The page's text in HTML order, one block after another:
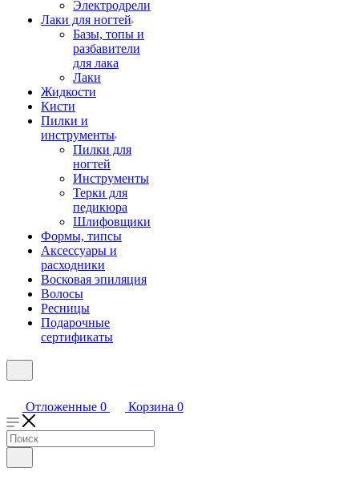
Электродрели
Лаки для ногтей
Базы, топы и
разбавители
для лака
Лаки
Жидкости
Кисти
Пилки и
инструменты
Пилки для
ногтей
Инструменты
Терки для
педикюра
Шлифовщики
Формы, типсы
Аксессуары и
расходники
Восковая эпиляция
Волосы
Ресницы
Подарочные
сертификаты
Отложенные 0 Корзина 0